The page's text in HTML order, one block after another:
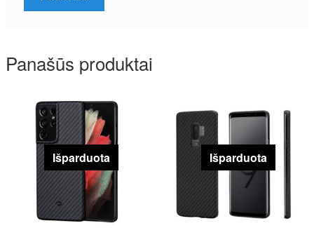
Panašūs produktai
Išparduota Išparduota